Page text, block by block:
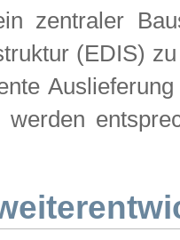
zentraler
(EDIS)